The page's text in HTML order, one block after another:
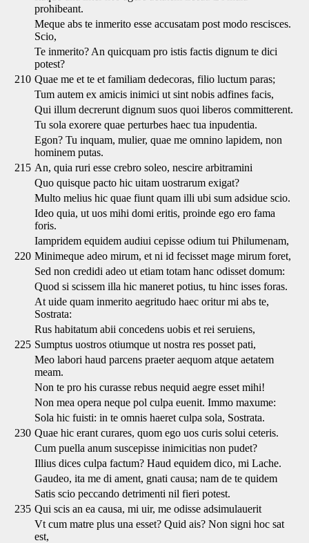
prohibeant.
Meque abs te inmerito esse accusatam post modo rescisces.
Scio,
Te inmerito? An quicquam pro istis factis dignum te dici
potest?
210 Quae me et te et familiam dedecoras, filio luctum paras;
Tum autem ex amicis inimici ut sint nobis adfines facis,
Qui illum decrerunt dignum suos quoi liberos committerent.
Tu sola exorere quae perturbes haec tua inpudentia.
Egon? Tu inquam, mulier, quae me omnino lapidem, non
hominem putas.
215 An, quia ruri esse crebro soleo, nescire arbitramini
Quo quisque pacto hic uitam uostrarum exigat?
Multo melius hic quae fiunt quam illi ubi sum adsidue scio.
Ideo quia, ut uos mihi domi eritis, proinde ego ero fama
foris.
Iampridem equidem audiui cepisse odium tui Philumenam,
220 Minimeque adeo mirum, et ni id fecisset mage mirum foret,
Sed non credidi adeo ut etiam totam hanc odisset domum:
Quod si scissem illa hic maneret potius, tu hinc isses foras.
At uide quam inmerito aegritudo haec oritur mi abs te,
Sostrata:
Rus habitatum abii concedens uobis et rei seruiens,
225 Sumptus uostros otiumque ut nostra res posset pati,
Meo labori haud parcens praeter aequom atque aetatem
meam.
Non te pro his curasse rebus nequid aegre esset mihi!
Non mea opera neque pol culpa euenit. Immo maxume:
Sola hic fuisti: in te omnis haeret culpa sola, Sostrata.
230 Quae hic erant curares, quom ego uos curis solui ceteris.
Cum puella anum suscepisse inimicitias non pudet?
Illius dices culpa factum? Haud equidem dico, mi Lache.
Gaudeo, ita me di ament, gnati causa; nam de te quidem
Satis scio peccando detrimenti nil fieri potest.
235 Qui scis an ea causa, mi uir, me odisse adsimulauerit
Vt cum matre plus una esset? Quid ais? Non signi hoc sat
est,